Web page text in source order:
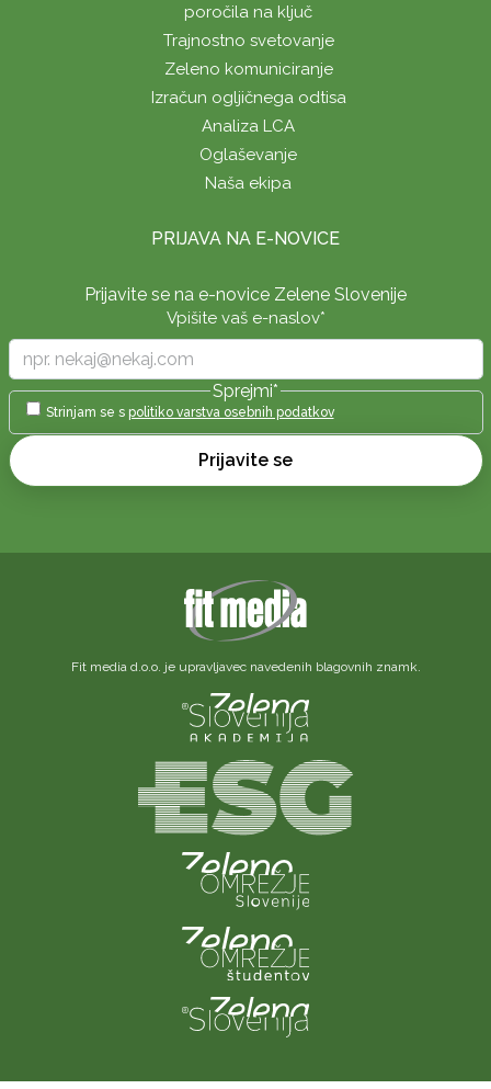
poročila na ključ
Trajnostno svetovanje
Zeleno komuniciranje
Izračun ogljičnega odtisa
Analiza LCA
Oglaševanje
Naša ekipa
PRIJAVA NA E-NOVICE
Prijavite se na e-novice Zelene Slovenije
Vpišite vaš e-naslov*
Sprejmi*
Strinjam se s politiko varstva osebnih podatkov
Prijavite se
Fit media d.o.o. je upravljavec navedenih blagovnih znamk.